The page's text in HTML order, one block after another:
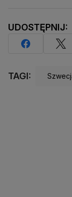
UDOSTĘPNIJ:
TAGI: